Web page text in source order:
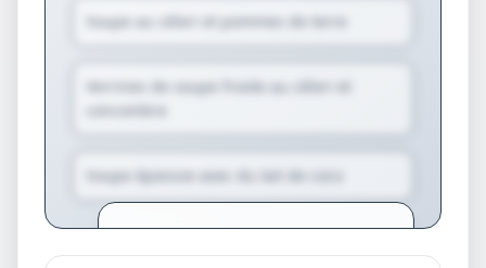
Soupe au céleri et pommes de terre
Verrines de soupe froide au céleri et
concombre
Soupe épaissie avec du lait de coco
Créez votre compte pour générer
des variantes personnalisées et des